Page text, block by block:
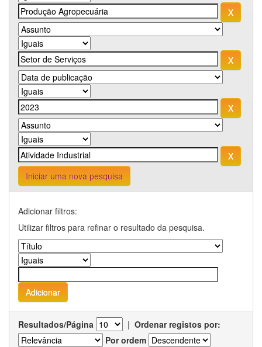
Iniciar uma nova pesquisa
Adicionar filtros:
Utilizar filtros para refinar o resultado da pesquisa.
Resultados/Página | Ordenar registos por:
Por ordem